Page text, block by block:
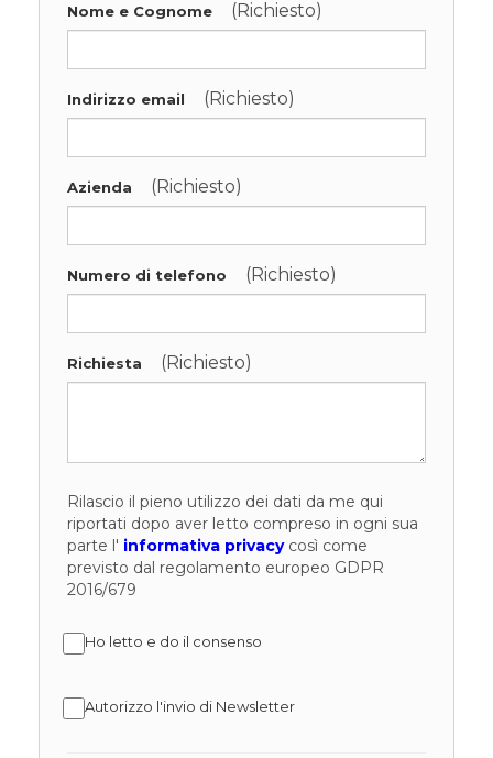
Nome e Cognome (Richiesto)
Indirizzo email (Richiesto)
Azienda (Richiesto)
Numero di telefono (Richiesto)
Richiesta (Richiesto)
Rilascio il pieno utilizzo dei dati da me qui
riportati dopo aver letto compreso in ogni sua
parte l' informativa privacycosì come
previsto dal regolamento europeo GDPR
2016/679
Ho letto e do il consenso
Autorizzo l'invio di Newsletter